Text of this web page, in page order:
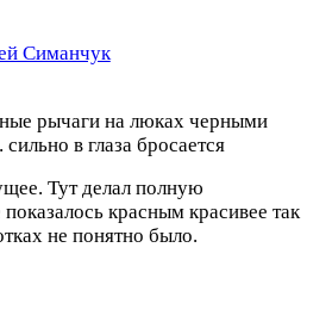
Симанчук
рычаги на люках черными
в глаза бросается
Тут делал полную
красным красивее так
не понятно было.